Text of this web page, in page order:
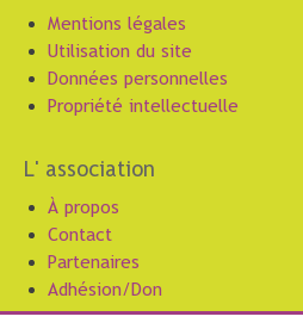
Mentions légales
Utilisation du site
Données personnelles
Propriété intellectuelle
L' association
À propos
Contact
Partenaires
Adhésion/Don